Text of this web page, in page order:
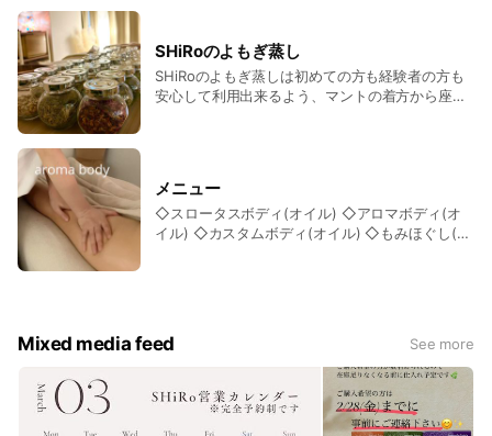
SHiRoのよもぎ蒸し
SHiRoのよもぎ蒸しは初めての方も経験者の方も
安心して利用出来るよう、マントの着方から座り
頂けます。 ◇選んだハーブから直近1週間の心身
の状態を読み取る《ハーブの読み取り》を行って
おります。ご希望の方は【ハーブあり】よもぎ蒸
メニュー
◇スロータスボディ(オイル) ◇アロマボディ(オ
イル) ◇カスタムボディ(オイル) ◇もみほぐし(着
よくほぐしゆるめられるサロンです𓂃𓈒𓏸 他では受
けられない内容の濃いロングコースで“温めてほぐ
す”をぜひご体感ください。
Mixed media feed See more